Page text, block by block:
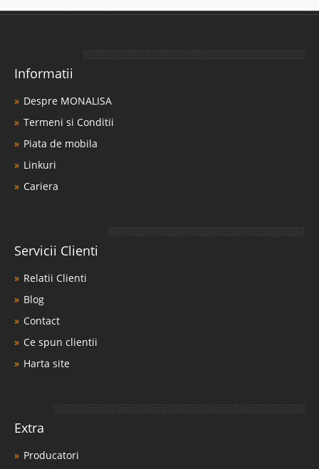
Informatii
Despre MONALISA
Termeni si Conditii
Piata de mobila
Linkuri
Cariera
Servicii Clienti
Relatii Clienti
Blog
Contact
Ce spun clientii
Harta site
Extra
Producatori